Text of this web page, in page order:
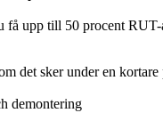
upp till 50 procent
det sker under en
demontering